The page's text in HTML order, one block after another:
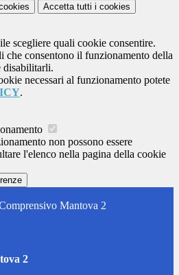
Accetta tutti i cookies
scegliere quali cookie consentire.
che consentono il funzionamento della
disabilitarli.
necessari al funzionamento potete
.
non possono essere
l'elenco nella pagina della cookie
Mantova 2
2